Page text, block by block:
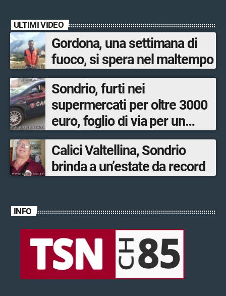
ULTIMI VIDEO
Gordona, una settimana di
fuoco, si spera nel maltempo
Sondrio, furti nei
supermercati per oltre 3000
euro, foglio di via per un
ventinovenne
Calici Valtellina, Sondrio
brinda a un’estate da record
INFO